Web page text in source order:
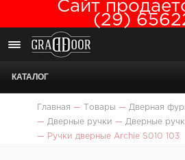
Сайт
(29)
КАТАЛОГ
Главная — Товары — Дверная
— Дверные ручки — Дверные
—
Ручки дверные Archie S010 103